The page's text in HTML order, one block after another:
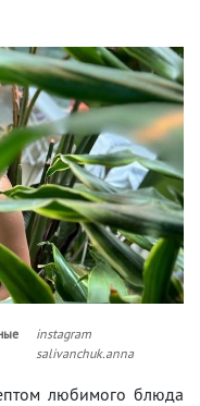
instagram
salivanchuk.anna
любимого блюда